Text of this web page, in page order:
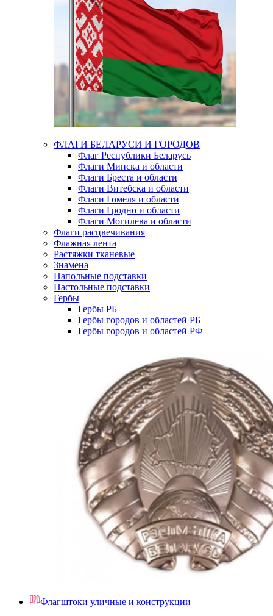
ФЛАГИ БЕЛАРУСИ И ГОРОДОВ
Флаг Республики Беларусь
Флаги Минска и области
Флаги Бреста и области
Флаги Витебска и области
Флаги Гомеля и области
Флаги Гродно и области
Флаги Могилева и области
Флаги расцвечивания
Флажная лента
Растяжки тканевые
Знамена
Напольные подставки
Настольные подставки
Гербы
Гербы РБ
Гербы городов и областей РБ
Гербы городов и областей РФ
Флагштоки уличные и конструкции